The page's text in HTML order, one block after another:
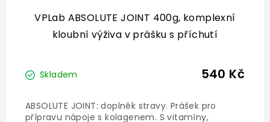
VPLab ABSOLUTE JOINT 400g, komplexní
kloubní výživa v prášku s příchutí
Skladem 540 Kč
ABSOLUTE JOINT: doplněk stravy. Prášek pro
přípravu nápoje s kolagenem. S vitamíny,